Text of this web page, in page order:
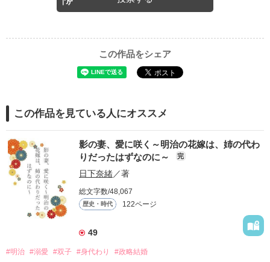
この作品をシェア
この作品を見ている人にオススメ
影の妻、愛に咲く～明治の花嫁は、姉の代わ
りだったはずなのに～
完
日下奈緒／著
総文字数/48,067
歴史・時代 122ページ
49
#明治 #溺愛 #双子 #身代わり #政略結婚